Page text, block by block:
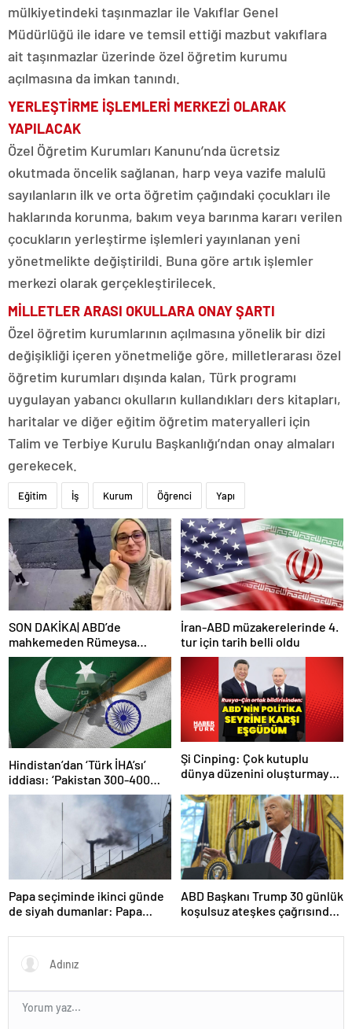
mülkiyetindeki taşınmazlar ile Vakıflar Genel
Müdürlüğü ile idare ve temsil ettiği mazbut vakıflara
ait taşınmazlar üzerinde özel öğretim kurumu
açılmasına da imkan tanındı.
YERLEŞTİRME İŞLEMLERİ MERKEZİ OLARAK
YAPILACAK
Özel Öğretim Kurumları Kanunu’nda ücretsiz
okutmada öncelik sağlanan, harp veya vazife malulü
sayılanların ilk ve orta öğretim çağındaki çocukları ile
haklarında korunma, bakım veya barınma kararı verilen
çocukların yerleştirme işlemleri yayınlanan yeni
yönetmelikte değiştirildi. Buna göre artık işlemler
merkezi olarak gerçekleştirilecek.
MİLLETLER ARASI OKULLARA ONAY ŞARTI
Özel öğretim kurumlarının açılmasına yönelik bir dizi
değişikliği içeren yönetmeliğe göre, milletlerarası özel
öğretim kurumları dışında kalan, Türk programı
uygulayan yabancı okulların kullandıkları ders kitapları,
haritalar ve diğer eğitim öğretim materyalleri için
Talim ve Terbiye Kurulu Başkanlığı’ndan onay almaları
gerekecek.
Eğitim İş Kurum Öğrenci Yapı
SON DAKİKA| ABD’de
mahkemeden Rümeysa
Öztürk kararı: Serbest
bırakıldı!
İran-ABD müzakerelerinde 4.
tur için tarih belli oldu
Hindistan’dan ‘Türk İHA’sı’
iddiası: ‘Pakistan 300-400
tanesi ile 36 noktaya sızdı’
Şi Cinping: Çok kutuplu
dünya düzenini oluşturmaya
Papa seçiminde ikinci günde
de siyah dumanlar: Papa
ABD Başkanı Trump 30 günlük
koşulsuz ateşkes çağrısında